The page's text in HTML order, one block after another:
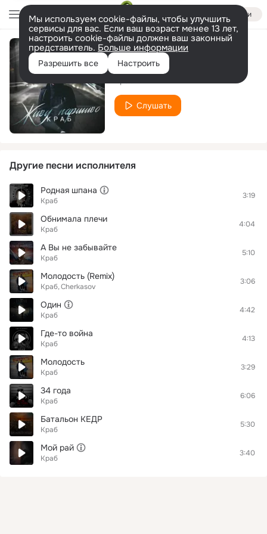
Войти
Мы используем cookie-файлы, чтобы улучшить
сервисы для вас. Если ваш возраст менее 13 лет,
настроить cookie-файлы должен ваш законный
представитель. Больше информации
Разрешить все Настроить
Я не известен
Слушать
Другие песни исполнителя
Родная шпана
Краб
3:19
Обнимала плечи
Краб
4:04
А Вы не забывайте
Краб
5:10
Молодость (Remix)
Краб Cherkasov
3:06
Один
Краб
4:42
Где-то война
Краб
4:13
Молодость
Краб
3:29
34 года
Краб
6:06
Батальон КЕДР
Краб
5:30
Мой рай
Краб
3:40